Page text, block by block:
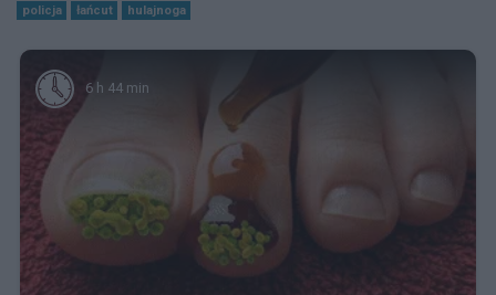
policja łańcut hulajnoga
6 h 44 min